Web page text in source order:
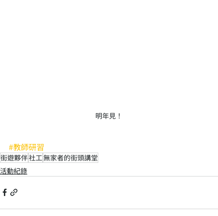
明年見！
#教師研習
街遊夥伴社工無家者的街頭講堂
活動紀錄